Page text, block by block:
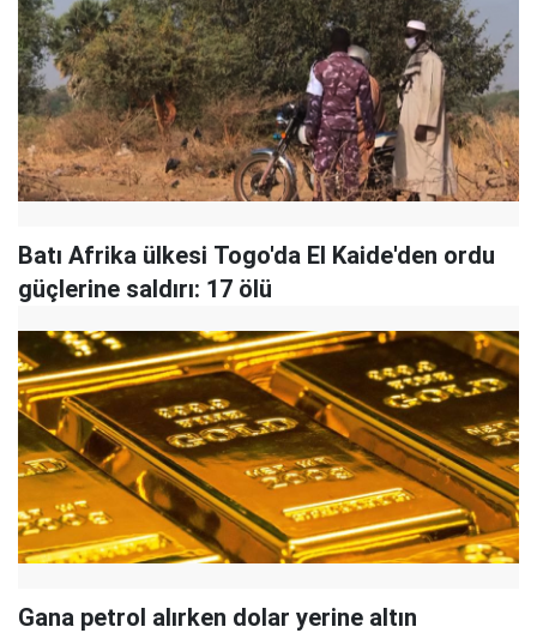
Batı Afrika ülkesi Togo'da El Kaide'den ordu
güçlerine saldırı: 17 ölü
Gana petrol alırken dolar yerine altın